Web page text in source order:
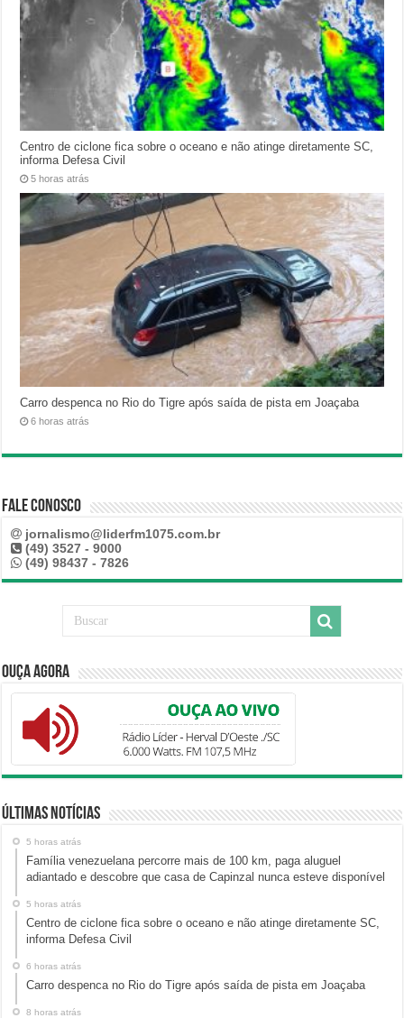
Centro de ciclone fica sobre o oceano e não atinge diretamente SC,
informa Defesa Civil
5 horas atrás
Carro despenca no Rio do Tigre após saída de pista em Joaçaba
6 horas atrás
Fale Conosco
jornalismo@liderfm1075.com.br
(49) 3527 - 9000
(49) 98437 - 7826
Ouça Agora
Últimas Notícias
5 horas atrás
Família venezuelana percorre mais de 100 km, paga aluguel
adiantado e descobre que casa de Capinzal nunca esteve disponível
5 horas atrás
Centro de ciclone fica sobre o oceano e não atinge diretamente SC,
informa Defesa Civil
6 horas atrás
Carro despenca no Rio do Tigre após saída de pista em Joaçaba
8 horas atrás